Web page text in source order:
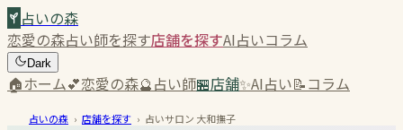
占いの森
恋愛の森占い師を探す店舗を探すAI占いコラム
Dark
🏠ホーム💕恋愛の森🔮占い師🏪店舗✨AI占い📝コラム
占いの森 › 店舗を探す › 占いサロン 大和撫子